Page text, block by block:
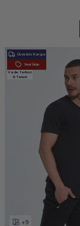
Ücretsiz Kargo
Yeni Ürün
Vade farksız
6 Taksit
+9